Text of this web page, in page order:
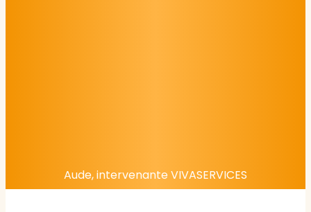
Aude, intervenante VIVASERVICES